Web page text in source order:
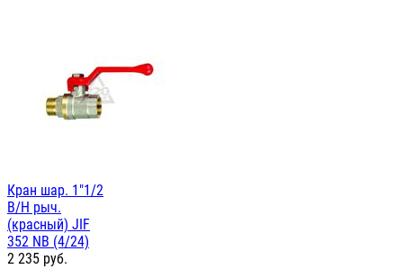
Кран шар. 1"1/2
В/Н рыч.
(красный) JIF
352 NB (4/24)
2 235 руб.